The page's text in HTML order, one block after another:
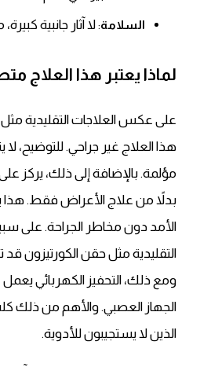
السلامة: لا آثار جانبية
لماذا يعتبر هذا العلاج
على عكس العلاجات التقليدية مثل
هذا العلاج غير جراحي. للتوضيح،
مؤلمة. بالإضافة إلى ذلك، يركز
بدلاً من علاج الأعراض فقط. هذا
الأمد دون مخاطر الجراحة. على
التقليدية مثل حقن الكورتيزون
ومع ذلك، التحفيز الكهربائي
الجهاز العصبي. والأهم من ذلك
الذين لا يستجيبون للأدوية.